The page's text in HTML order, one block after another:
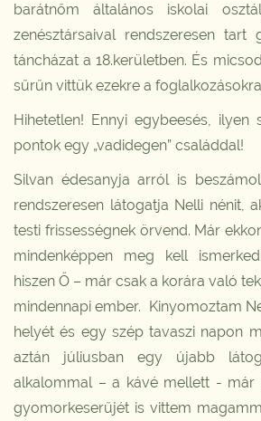
barátnőm általános iskolai
zenésztársaival rendszeresen tart
táncházat a 18.kerületben. És
sűrűn vittük ezekre a
Hihetetlen! Ennyi egybeesés, ilyen
pontok egy „vadidegen” családdal!
Silvan édesanyja arról is
rendszeresen látogatja Nelli nénit,
testi frissességnek örvend. Már
mindenképpen meg kell
hiszen Ő – már csak a korára való
mindennapi ember. Kinyomoztam
helyét és egy szép tavaszi napon
aztán júliusban egy újabb
alkalommal – a kávé mellett - már
gyomorkeserűjét is vittem